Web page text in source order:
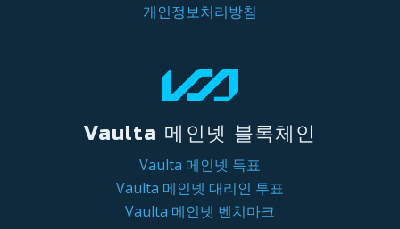
개인정보처리방침
Vaulta 메인넷 블록체인
Vaulta 메인넷 득표
Vaulta 메인넷 대리인 투표
Vaulta 메인넷 벤치마크